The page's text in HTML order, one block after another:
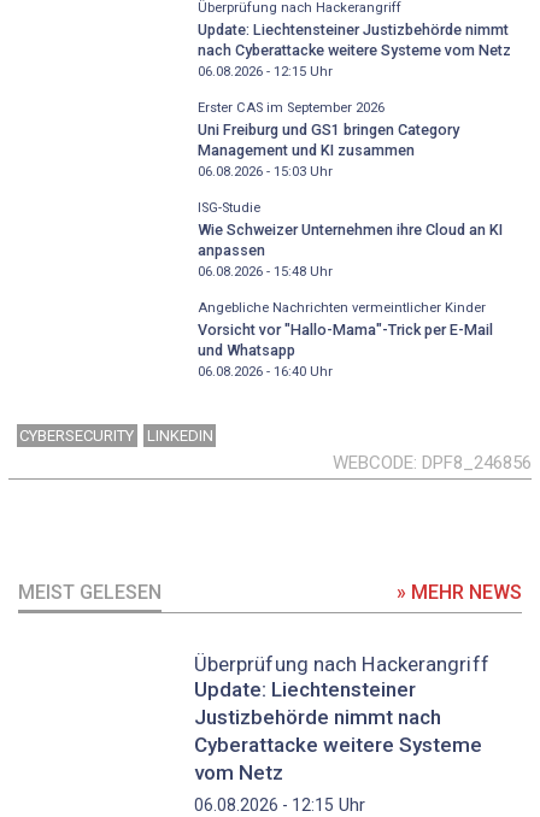
Überprüfung nach Hackerangriff
Update: Liechtensteiner Justizbehörde nimmt
nach Cyberattacke weitere Systeme vom Netz
06.08.2026 - 12:15Uhr
Erster CAS im September 2026
Uni Freiburg und GS1 bringen Category
Management und KI zusammen
06.08.2026 - 15:03Uhr
ISG-Studie
Wie Schweizer Unternehmen ihre Cloud an KI
anpassen
06.08.2026 - 15:48Uhr
Angebliche Nachrichten vermeintlicher Kinder
Vorsicht vor "Hallo-Mama"-Trick per E-Mail
und Whatsapp
06.08.2026 - 16:40Uhr
CYBERSECURITY LINKEDIN
WEBCODE DPF8_246856
MEIST GELESEN » MEHR NEWS
Überprüfung nach Hackerangriff
Update: Liechtensteiner
Justizbehörde nimmt nach
Cyberattacke weitere Systeme
vom Netz
06.08.2026 - 12:15 Uhr